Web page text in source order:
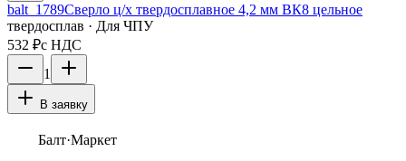
balt_1789Сверло ц/х твердосплавное 4,2 мм ВК8 цельное
твердосплав · Для ЧПУ
532 ₽с НДС
1
В заявку
Балт·Маркет